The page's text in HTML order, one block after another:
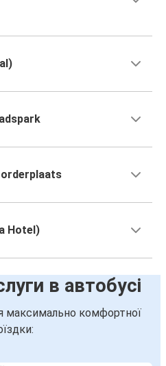
Hotel)
в автобусі
максимально комфортної